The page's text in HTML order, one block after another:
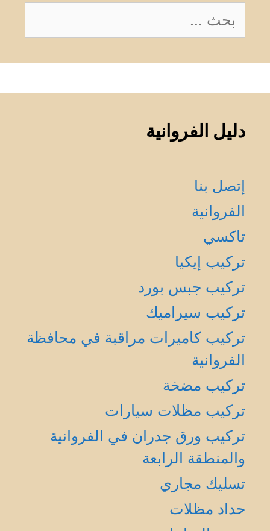
البحث
عن:
دليل الفروانية
إتصل بنا
الفروانية
تاكسي
تركيب إيكيا
تركيب جبس بورد
تركيب سيراميك
تركيب كاميرات مراقبة في محافظة
الفروانية
تركيب مضخة
تركيب مظلات سيارات
تركيب ورق جدران في الفروانية
والمنطقة الرابعة
تسليك مجاري
حداد مظلات